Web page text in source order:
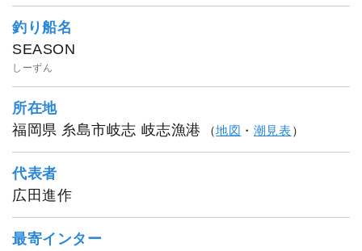
釣り船名
SEASON
しーずん
所在地
福岡県 糸島市岐志 岐志漁港
（地図 ・ 潮見表）
代表者
広田進作
最寄インター